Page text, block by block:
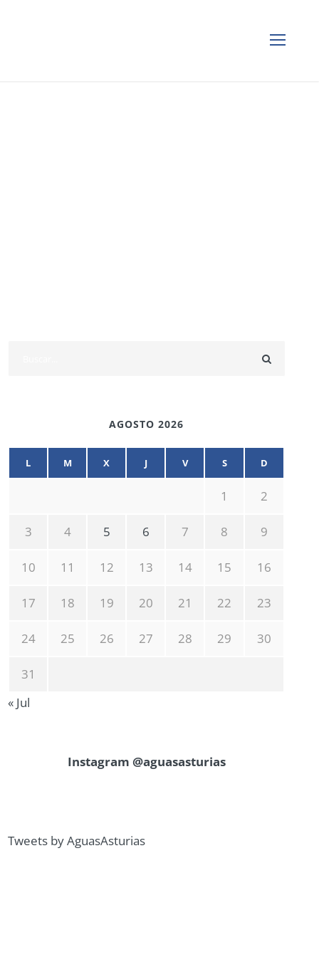
AGOSTO 2026
L M X J V S D
1 2
3 4 5 6 7 8 9
10 11 12 13 14 15 16
17 18 19 20 21 22 23
24 25 26 27 28 29 30
31
« Jul
Instagram @aguasasturias
Tweets by AguasAsturias